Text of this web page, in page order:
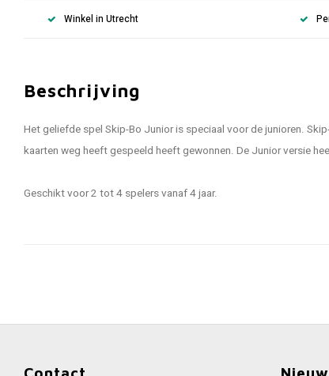
Winkel in Utrecht
Beschrijving
Het geliefde spel Skip-Bo Junior is speciaal voor de junioren.
kaarten weg heeft gespeeld heeft gewonnen. De Junior versie
Geschikt voor 2 tot 4 spelers vanaf 4 jaar.